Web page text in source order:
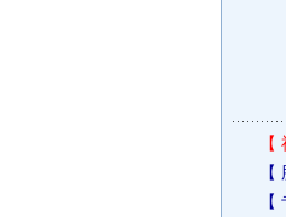
【
【
【